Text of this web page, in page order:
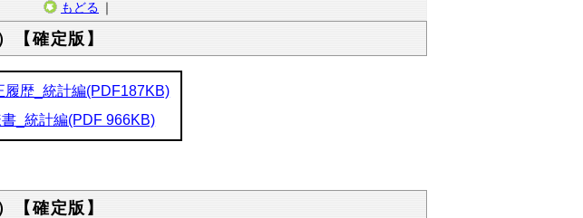
もどる ｜
【確定版】
履歴_統計編(PDF187KB)
_統計編(PDF 966KB)
【確定版】